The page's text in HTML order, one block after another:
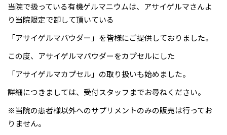
当院で扱っている有機ゲルマニウムは、アサイゲルマさんよ
り当院限定で卸して頂いている
「アサイゲルマパウダー」を皆様にご提供しておりました。
この度、アサイゲルマパウダーをカプセルにした
「アサイゲルマカプセル」の取り扱いも始めました。
詳細につきましては、受付スタッフまでお尋ねください。
※当院の患者様以外へのサプリメントのみの販売は行ってお
りません。